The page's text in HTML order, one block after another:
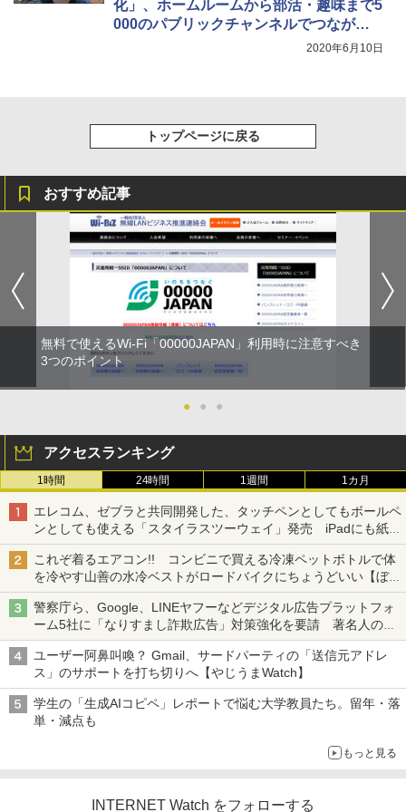
化」、ホームルームから部活・趣味まで5
000のパブリックチャンネルでつながる
2020年6月10日
トップページに戻る
おすすめ記事
無料で使えるWi-Fi「00000JAPAN」利用時に注意すべき
3つのポイント
● ● ●
アクセスランキング
1時間 24時間 1週間 1カ月
エレコム、ゼブラと共同開発した、タッチペンとしてもボールペ
ンとしても使える「スタイラスツーウェイ」発売 iPadにも紙に
も、持ち替えずに書き込める
これぞ着るエアコン!! コンビニで買える冷凍ペットボトルで体
を冷やす山善の水冷ベストがロードバイクにちょうどいい【ぼっ
ち・ざ・ろーど！その14】【空いた時間でなにしてる？】
警察庁ら、Google、LINEヤフーなどデジタル広告プラットフォ
ーム5社に「なりすまし詐欺広告」対策強化を要請 著名人の写
真や映像を使った投資詐欺などへの対策として
ユーザー阿鼻叫喚？ Gmail、サードパーティの「送信元アドレ
ス」のサポートを打ち切りへ【やじうまWatch】
学生の「生成AIコピペ」レポートで悩む大学教員たち。留年・落
単・減点も
もっと見る
INTERNET Watch をフォローする